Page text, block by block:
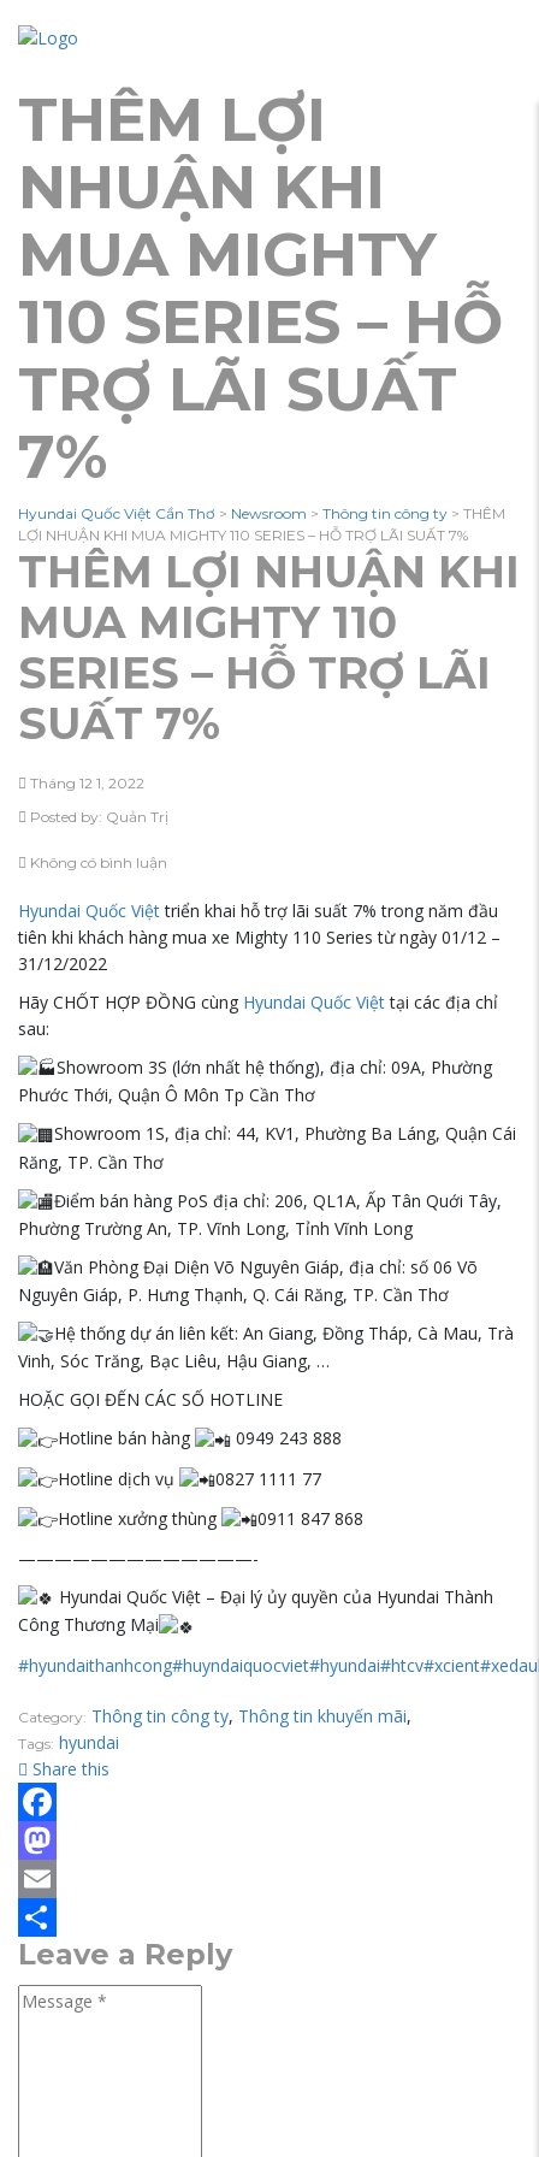
THÊM LỢI
NHUẬN KHI
MUA MIGHTY
110 SERIES – HỖ
TRỢ LÃI SUẤT
7%
Hyundai Quốc Việt Cần Thơ > Newsroom > Thông tin công ty > THÊM
LỢI NHUẬN KHI MUA MIGHTY 110 SERIES – HỖ TRỢ LÃI SUẤT 7%
THÊM LỢI NHUẬN KHI
MUA MIGHTY 110
SERIES – HỖ TRỢ LÃI
SUẤT 7%
Tháng 12 1, 2022
Posted by: Quản Trị
Không có bình luận
Hyundai Quốc Việttriển khai hỗ trợ lãi suất 7% trong năm đầu
tiên khi khách hàng mua xe Mighty 110 Series từ ngày 01/12 –
31/12/2022
Hãy CHỐT HỢP ĐỒNG cùng Hyundai Quốc Việttại các địa chỉ
sau:
Showroom 3S (lớn nhất hệ thống), địa chỉ: 09A, Phường
Phước Thới, Quận Ô Môn Tp Cần Thơ
Showroom 1S, địa chỉ: 44, KV1, Phường Ba Láng, Quận Cái
Răng, TP. Cần Thơ
Điểm bán hàng PoS địa chỉ: 206, QL1A, Ấp Tân Quới Tây,
Phường Trường An, TP. Vĩnh Long, Tỉnh Vĩnh Long
Văn Phòng Đại Diện Võ Nguyên Giáp, địa chỉ: số 06 Võ
Nguyên Giáp, P. Hưng Thạnh, Q. Cái Răng, TP. Cần Thơ
Hệ thống dự án liên kết: An Giang, Đồng Tháp, Cà Mau, Trà
Vinh, Sóc Trăng, Bạc Liêu, Hậu Giang, …
HOẶC GỌI ĐẾN CÁC SỐ HOTLINE
Hotline bán hàng
0949 243 888
Hotline dịch vụ
0827 1111 77
Hotline xưởng thùng
0911 847 868
—————————————-
Hyundai Quốc Việt – Đại lý ủy quyền của Hyundai Thành
Công Thương Mại
#hyundaithanhcong#huyndaiquocviet#hyundai#htcv#xcient
Category: Thông tin công ty, Thông tin khuyến mãi,
Tags: hyundai
Share this
Facebook
Mastodon
Email
Share
Leave a Reply